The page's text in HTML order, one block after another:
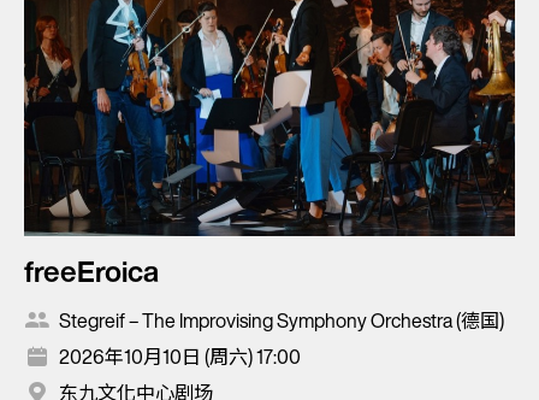
freeEroica
Stegreif – The Improvising Symphony Orchestra (德国)
2026年10月10日 (周六) 17:00
东九文化中心剧场